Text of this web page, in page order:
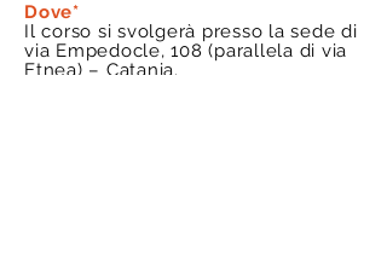
Dove*
Il corso si svolgerà presso la sede di
via Empedocle, 108 (parallela di via
Etnea) – Catania.